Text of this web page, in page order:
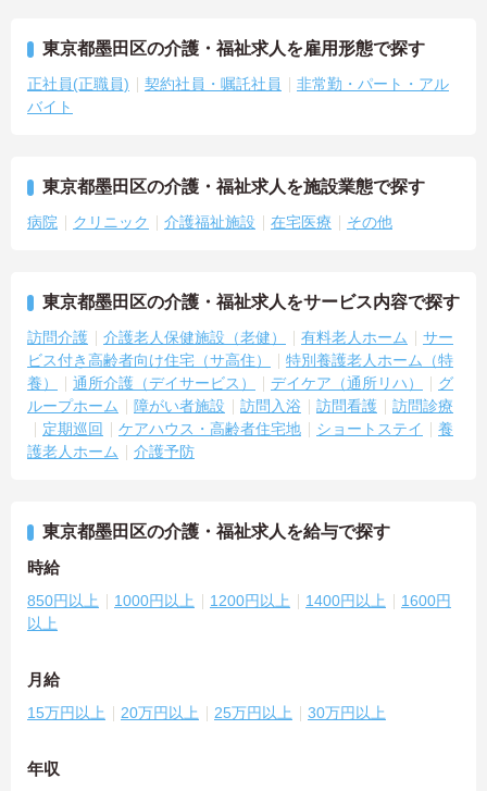
東京都墨田区の介護・福祉求人を雇用形態で探す
正社員(正職員) 契約社員・嘱託社員
非常勤・パート・アル
バイト
東京都墨田区の介護・福祉求人を施設業態で探す
病院 クリニック 介護福祉施設 在宅医療 その他
東京都墨田区の介護・福祉求人をサービス内容で探す
訪問介護 介護老人保健施設（老健） 有料老人ホーム
サー
ビス付き高齢者向け住宅（サ高住）
特別養護老人ホーム（特
養）
通所介護（デイサービス） デイケア（通所リハ）
グ
ループホーム
障がい者施設 訪問入浴 訪問看護
訪問診療
定期巡回
ケアハウス・高齢者住宅地 ショートステイ
養
護老人ホーム
介護予防
東京都墨田区の介護・福祉求人を給与で探す
時給
850円以上 1000円以上 1200円以上 1400円以上
1600円
以上
月給
15万円以上 20万円以上 25万円以上 30万円以上
年収